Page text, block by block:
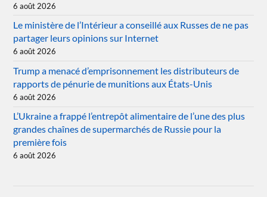
6 août 2026
Le ministère de l’Intérieur a conseillé aux Russes de ne pas
partager leurs opinions sur Internet
6 août 2026
Trump a menacé d’emprisonnement les distributeurs de
rapports de pénurie de munitions aux États-Unis
6 août 2026
L’Ukraine a frappé l’entrepôt alimentaire de l’une des plus
grandes chaînes de supermarchés de Russie pour la
première fois
6 août 2026